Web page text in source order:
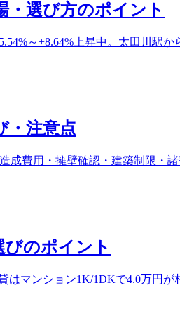
・選び方のポイント
～+8.64%上昇中。太田川駅
・注意点
成費用・擁壁確認・建築制限
びのポイント
マンション1K/1DKで4.0万円